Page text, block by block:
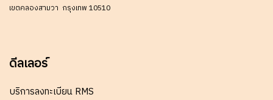
เขตคลองสามวา กรุงเทพ 10510
ดีลเลอร์
บริการลงทะเบียน RMS